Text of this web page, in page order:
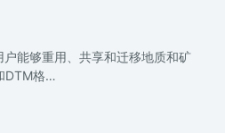
能够重用、共享和迁移地质和矿
DTM格…